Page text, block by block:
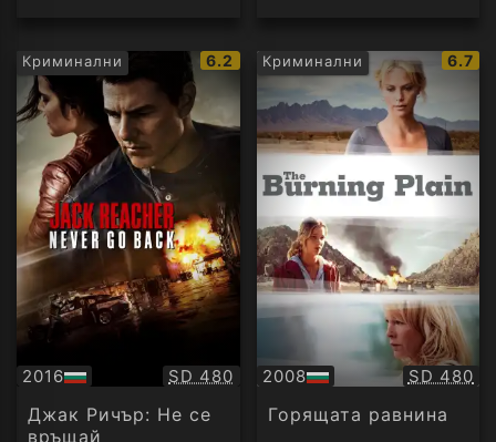
Криминални
IMDb
рейтинг:
6.2
2016
БГ
аудио
Качество:
SD 480
Джак Ричър: Не се
връщай
Криминални
IMDb
6.7
2008
БГ
аудио
SD 480
Горящата равнина